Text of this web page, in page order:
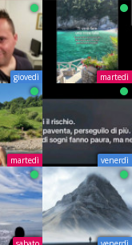
giovedì martedì
martedì venerdì